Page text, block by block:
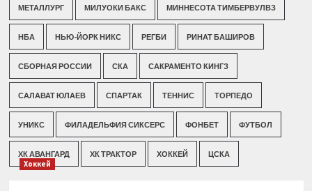
МЕТАЛЛУРГ МИЛУОКИ БАКС МИННЕСОТА ТИМБЕРВУЛВЗ
НБА НЬЮ-ЙОРК НИКС РЕГБИ РИНАТ БАШИРОВ
СБОРНАЯ РОССИИ СКА САКРАМЕНТО КИНГЗ
САЛАВАТ ЮЛАЕВ СПАРТАК ТЕННИС ТОРПЕДО
УНИКС ФИЛАДЕЛЬФИЯ СИКСЕРС ФОНБЕТ ФУТБОЛ
ХК АВАНГАРД ХК ТРАКТОР ХОККЕЙ ЦСКА
Хоккей